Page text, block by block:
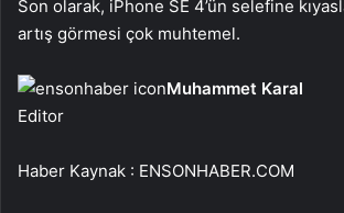
Son olarak, iPhone SE 4’ün selefine
artış görmesi çok muhtemel.
Muhammet Karal
Editor
Haber Kaynak : ENSONHABER.COM